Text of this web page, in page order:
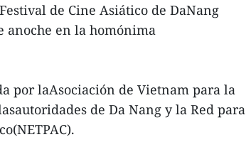
de Cine Asiático de DaNang
anoche en la homónima
por laAsociación de Vietnam para la
de Da Nang y la Red para